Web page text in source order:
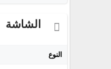
الشاشة
النوع